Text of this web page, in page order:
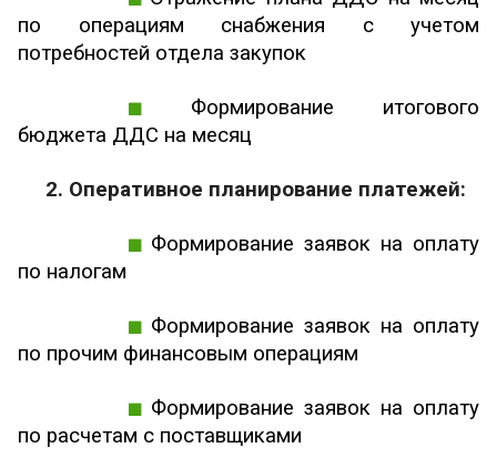
по операциям снабжения с учетом
потребностей отдела закупок
Формирование итогового
бюджета ДДС на месяц
2. Оперативное планирование платежей:
Формирование заявок на оплату
по налогам
Формирование заявок на оплату
по прочим финансовым операциям
Формирование заявок на оплату
по расчетам с поставщиками